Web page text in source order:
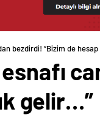
bezdirdi! “Bizim de
esnafı
gelir…”